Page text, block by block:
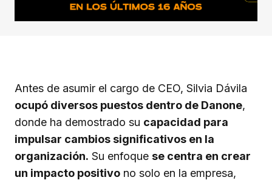
Antes de asumir el cargo de CEO, Silvia Dávila
ocupó diversos puestos dentro de Danone,
donde ha demostrado su capacidad para
impulsar cambios significativos en la
organización. Su enfoque se centra en crear
un impacto positivo no solo en la empresa,